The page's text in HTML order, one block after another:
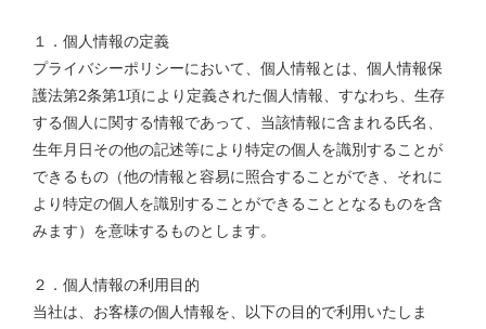
１．個人情報の定義
プライバシーポリシーにおいて、個人情報とは、個人情報保
護法第2条第1項により定義された個人情報、すなわち、生存
する個人に関する情報であって、当該情報に含まれる氏名、
生年月日その他の記述等により特定の個人を識別することが
できるもの（他の情報と容易に照合することができ、それに
より特定の個人を識別することができることとなるものを含
みます）を意味するものとします。
２．個人情報の利用目的
当社は、お客様の個人情報を、以下の目的で利用いたしま